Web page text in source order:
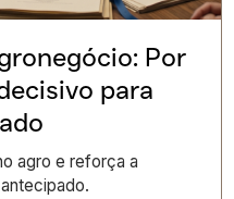
Por
para
agro e reforça a